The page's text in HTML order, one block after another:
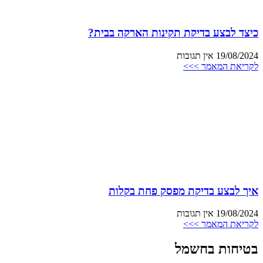
כיצד לבצע בדיקת תקינות הארקה בבית?
19/08/2024 אין תגובות
לקריאת המאמר >>>
איך לבצע בדיקת מפסק פחת בקלות
19/08/2024 אין תגובות
לקריאת המאמר >>>
בטיחות בחשמל